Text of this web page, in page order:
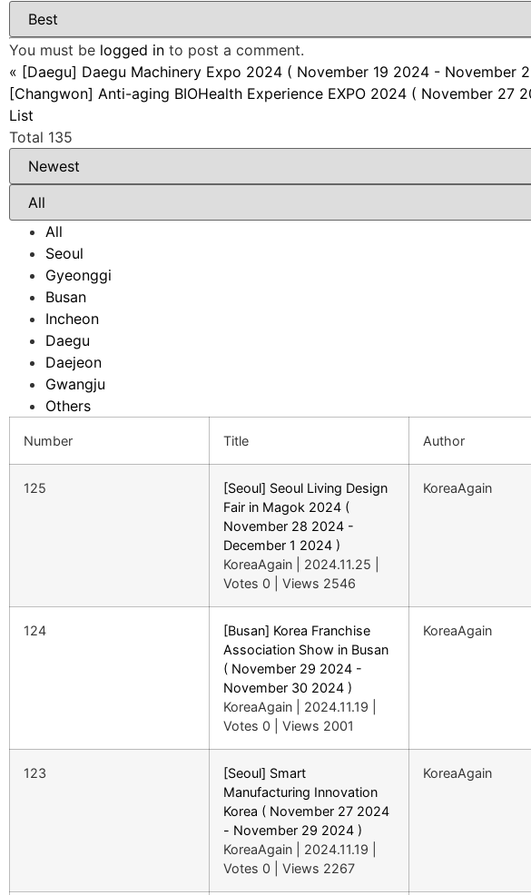
You must be logged in to post a comment.
« [Daegu] Daegu Machinery Expo 2024 ( November 19 2024 - November
[Changwon] Anti-aging BIOHealth Experience EXPO 2024 ( November 27
List
Total 135
All
Seoul
Gyeonggi
Busan
Incheon
Daegu
Daejeon
Gwangju
Others
Number Title Author
125
[Seoul] Seoul Living Design
Fair in Magok 2024 (
November 28 2024 -
December 1 2024 )
KoreaAgain
2024.11.25
Votes 0
Views 2546
KoreaAgain
124
[Busan] Korea Franchise
Association Show in Busan
( November 29 2024 -
November 30 2024 )
KoreaAgain
2024.11.19
Votes 0
Views 2001
KoreaAgain
123
[Seoul] Smart
Manufacturing Innovation
Korea ( November 27 2024
- November 29 2024 )
KoreaAgain
2024.11.19
Votes 0
Views 2267
KoreaAgain